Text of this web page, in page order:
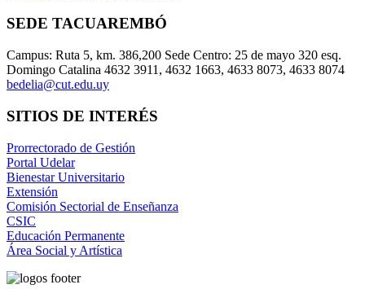
SEDE TACUAREMBÓ
Campus: Ruta 5, km. 386,200 Sede Centro: 25 de mayo 320 esq.
Domingo Catalina 4632 3911, 4632 1663, 4633 8073, 4633 8074
bedelia@cut.edu.uy
SITIOS DE INTERÉS
Prorrectorado de Gestión
Portal Udelar
Bienestar Universitario
Extensión
Comisión Sectorial de Enseñanza
CSIC
Educación Permanente
Área Social y Artística